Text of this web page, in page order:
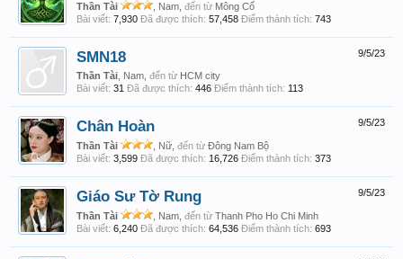
Thần Tài , Nam, đến từ Mông Cổ
Bài viết: 7,930 Đã được thích: 57,458 Điểm thành tích: 743
9/5/23
SMN18
Thần Tài , Nam, đến từ HCM city
Bài viết: 31 Đã được thích: 446 Điểm thành tích: 113
9/5/23
Chân Hoàn
Thần Tài , Nữ, đến từ Đông Nam Bộ
Bài viết: 3,599 Đã được thích: 16,726 Điểm thành tích: 373
9/5/23
Giáo Sư Tờ Rung
Thần Tài , Nam, đến từ Thanh Pho Ho Chi Minh
Bài viết: 6,240 Đã được thích: 64,536 Điểm thành tích: 693